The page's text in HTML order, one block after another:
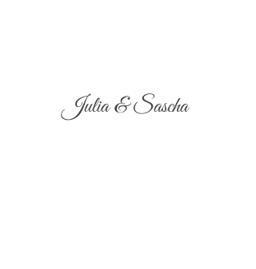
Julia & Sascha